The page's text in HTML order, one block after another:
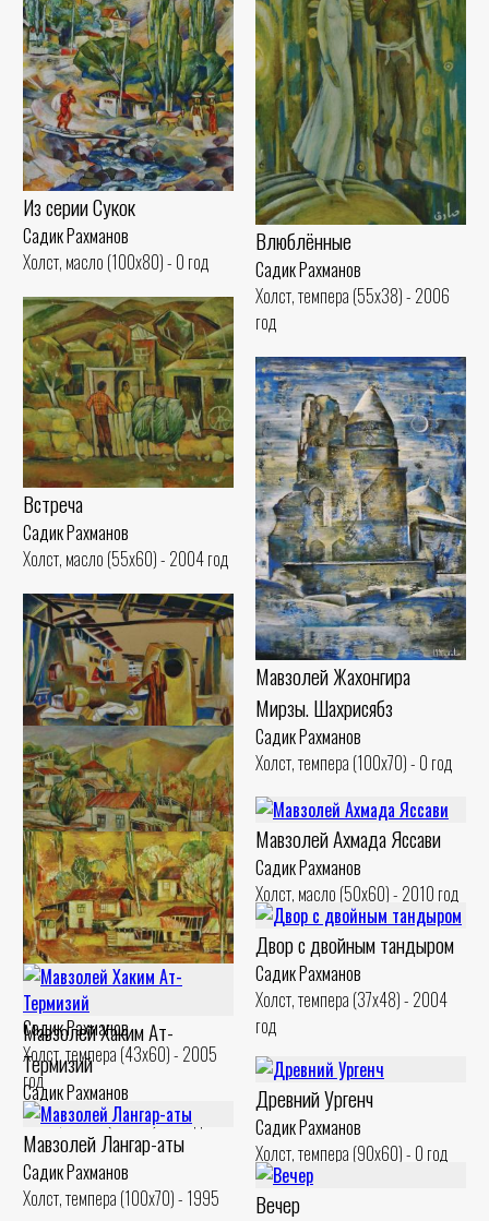
Влюблённые
Садик Рахманов
Холст, темпера (55x38) - 2006
год
Из серии Сукок
Садик Рахманов
Холст, масло (100x80) - 0 год
Встреча
Садик Рахманов
Холст, масло (55x60) - 2004 год
Мавзолей Жахонгира
Мирзы. Шахрисябз
Садик Рахманов
Холст, темпера (100x70) - 0 год
Беседа у тандыра
Садик Рахманов
Картон. темпера (37x48) - 2004
год
Осень
Садик Рахманов
Холст, масло (55x60) - 2002 год
Мавзолей Ахмада Яссави
Садик Рахманов
Холст, масло (50x60) - 2010 год
Тишина
Садик Рахманов
Холст, темпера (43x60) - 2005
год
Двор с двойным тандыром
Садик Рахманов
Холст, темпера (37x48) - 2004
год
Мавзолей Хаким Ат-
Термизий
Садик Рахманов
Холст, масло (60x80) - 0 год
Древний Ургенч
Садик Рахманов
Холст, темпера (90x60) - 0 год
Мавзолей Лангар-аты
Садик Рахманов
Холст, темпера (100x70) - 1995
Вечер